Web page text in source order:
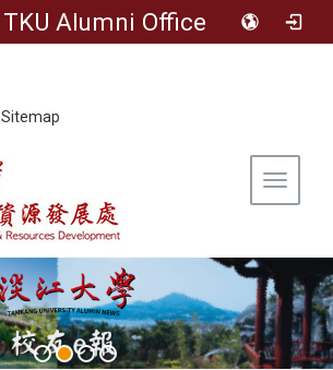
TKU Alumni Office
Sitemap
Toggle